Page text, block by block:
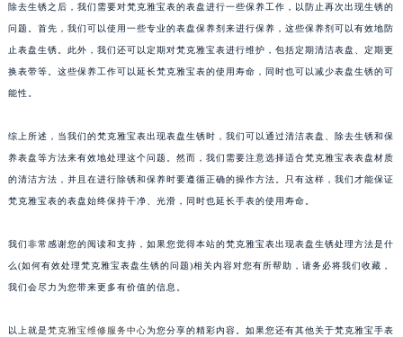
除去生锈之后，我们需要对梵克雅宝表的表盘进行一些保养工作，以防止再次出现生锈的
问题。首先，我们可以使用一些专业的表盘保养剂来进行保养，这些保养剂可以有效地防
止表盘生锈。此外，我们还可以定期对梵克雅宝表进行维护，包括定期清洁表盘、定期更
换表带等。这些保养工作可以延长梵克雅宝表的使用寿命，同时也可以减少表盘生锈的可
能性。
综上所述，当我们的梵克雅宝表出现表盘生锈时，我们可以通过清洁表盘、除去生锈和保
养表盘等方法来有效地处理这个问题。然而，我们需要注意选择适合梵克雅宝表表盘材质
的清洁方法，并且在进行除锈和保养时要遵循正确的操作方法。只有这样，我们才能保证
梵克雅宝表的表盘始终保持干净、光滑，同时也延长手表的使用寿命。
我们非常感谢您的阅读和支持，如果您觉得本站的梵克雅宝表出现表盘生锈处理方法是什
么(如何有效处理梵克雅宝表盘生锈的问题)相关内容对您有所帮助，请务必将我们收藏，
我们会尽力为您带来更多有价值的信息。
以上就是梵克雅宝维修服务中心为您分享的精彩内容。如果您还有其他关于梵克雅宝手表